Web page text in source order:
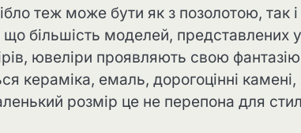
теж може бути як з позолотою,
більшість моделей, представлених
ювеліри проявляють свою
кераміка, емаль, дорогоцінні
розмір це не перепона для